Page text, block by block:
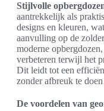
Stijlvolle
aantrekkelijk als
designs en kleuren,
aanvulling op de
moderne
verbeteren terwijl het
Dit leidt tot een
zonder afbreuk te
De voordelen van